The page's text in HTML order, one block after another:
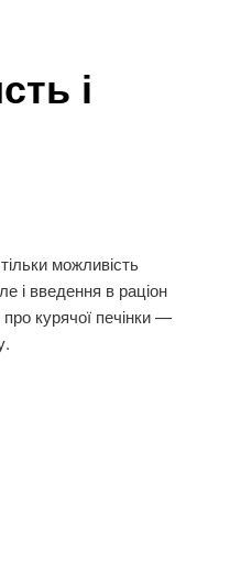
і
можливість
і введення в раціон
курячої печінки —